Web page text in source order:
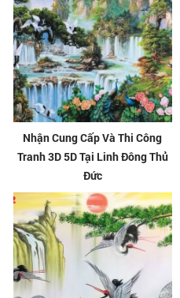
Nhận Cung Cấp Và Thi Công
Tranh 3D 5D Tại Linh Đông Thủ
Đức